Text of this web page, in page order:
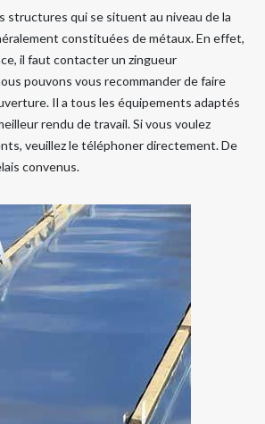
structures qui se situent au niveau de la
constituées de métaux. En effet,
il faut contacter un zingueur
pouvons vous recommander de faire
Il a tous les équipements adaptés
rendu de travail. Si vous voulez
veuillez le téléphoner directement. De
convenus.